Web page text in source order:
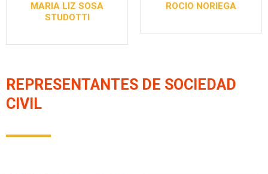
MARIA LIZ SOSA
STUDOTTI
ROCIO NORIEGA
REPRESENTANTES DE SOCIEDAD
CIVIL